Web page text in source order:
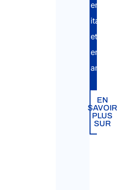
en
italien
et
en
anglais.
EN
SAVOIR
PLUS
SUR